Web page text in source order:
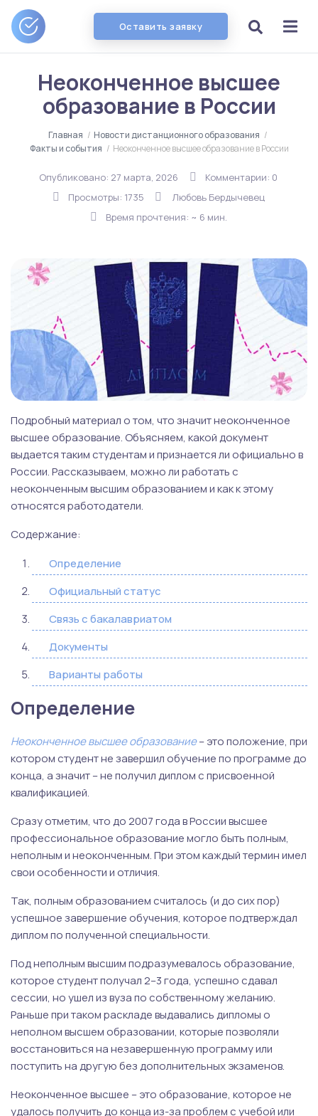
Оставить заявку
Неоконченное высшее
образование в России
Главная / Новости дистанционного образования /
Факты и события / Неоконченное высшее образование в России
Опубликовано: 27 марта, 2026
Комментарии: 0
Просмотры: 1735
Любовь Бердычевец
Время прочтения: ~ 6 мин.
Подробный материал о том, что значит неоконченное
высшее образование. Объясняем, какой документ
выдается таким студентам и признается ли официально в
России. Рассказываем, можно ли работать с
неоконченным высшим образованием и как к этому
относятся работодатели.
Содержание:
Определение
Официальный статус
Связь с бакалавриатом
Документы
Варианты работы
Определение
Неоконченное высшее образование– это положение, при
котором студент не завершил обучение по программе до
конца, а значит – не получил диплом с присвоенной
квалификацией.
Сразу отметим, что до 2007 года в России высшее
профессиональное образование могло быть полным,
неполным и неоконченным. При этом каждый термин имел
свои особенности и отличия.
Так, полным образованием считалось (и до сих пор)
успешное завершение обучения, которое подтверждал
диплом по полученной специальности.
Под неполным высшим подразумевалось образование,
которое студент получал 2–3 года, успешно сдавал
сессии, но ушел из вуза по собственному желанию.
Раньше при таком раскладе выдавались дипломы о
неполном высшем образовании, которые позволяли
восстановиться на незавершенную программу или
поступить на другую без дополнительных экзаменов.
Неоконченное высшее – это образование, которое не
удалось получить до конца из-за проблем с учебой или